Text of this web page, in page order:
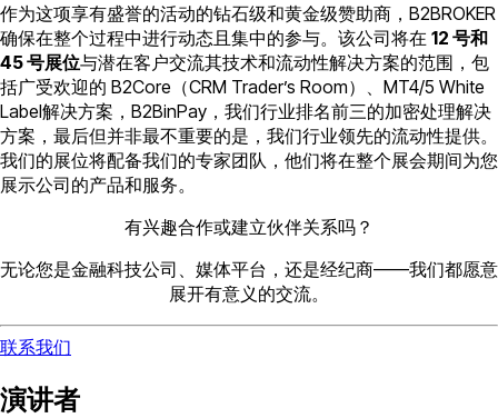
作为这项享有盛誉的活动的钻石级和黄金级赞助商，B2BROKER
确保在整个过程中进行动态且集中的参与。该公司将在 12 号和
45 号展位与潜在客户交流其技术和流动性解决方案的范围，包
括广受欢迎的 B2Core（CRM Trader’s Room）、MT4/5 White
Label解决方案，B2BinPay，我们行业排名前三的加密处理解决
方案，最后但并非最不重要的是，我们行业领先的流动性提供。
我们的展位将配备我们的专家团队，他们将在整个展会期间为您
展示公司的产品和服务。
有兴趣合作或建立伙伴关系吗？
无论您是金融科技公司、媒体平台，还是经纪商——我们都愿意
展开有意义的交流。
联系我们
演讲者